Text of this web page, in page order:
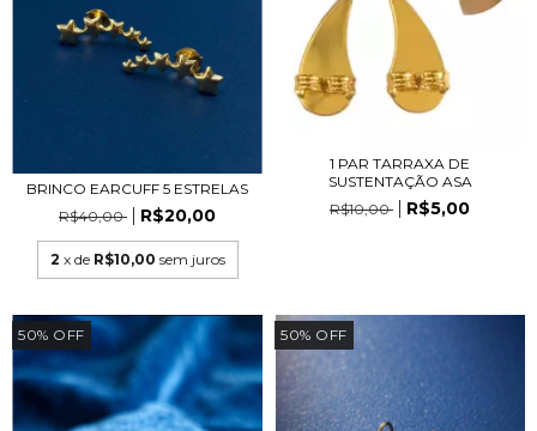
BRINCO EARCUFF 5 ESTRELAS
R$40,00
R$20,00
2 x de R$10,00 sem juros
1 PAR TARRAXA DE
SUSTENTAÇÃO ASA
R$10,00
R$5,00
50% OFF 50% OFF